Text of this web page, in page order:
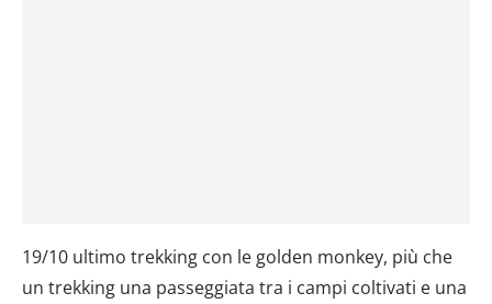
19/10 ultimo trekking con le golden monkey, più che
un trekking una passeggiata tra i campi coltivati e una